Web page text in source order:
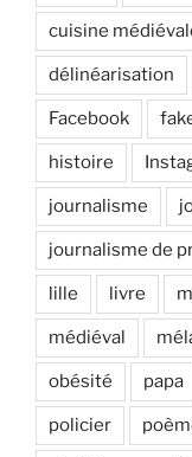
cuisine
délinéarisation
Facebook
histoire
journalisme
journalisme de
lille livre
médiéval
obésité papa
policier